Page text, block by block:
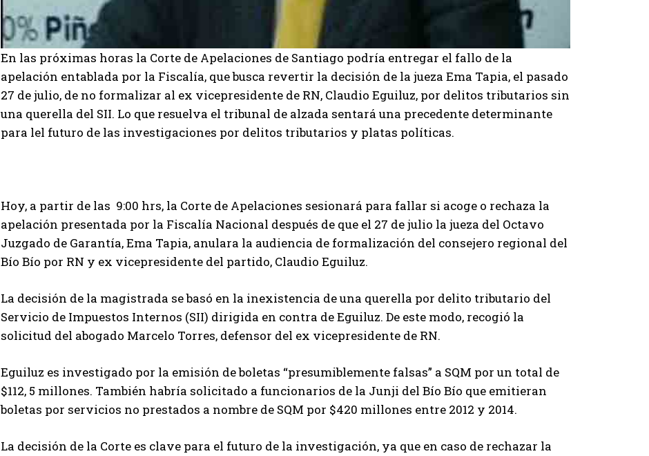
En las próximas horas la Corte de Apelaciones de Santiago podría entregar el fallo de la
apelación entablada por la Fiscalía, que busca revertir la decisión de la jueza Ema Tapia, el pasado
27 de julio, de no formalizar al ex vicepresidente de RN, Claudio Eguiluz, por delitos tributarios sin
una querella del SII. Lo que resuelva el tribunal de alzada sentará una precedente determinante
para lel futuro de las investigaciones por delitos tributarios y platas políticas.
Hoy, a partir de las 9:00 hrs, la Corte de Apelaciones sesionará para fallar si acoge o rechaza la
apelación presentada por la Fiscalía Nacional después de que el 27 de julio la jueza del Octavo
Juzgado de Garantía, Ema Tapia, anulara la audiencia de formalización del consejero regional del
Bío Bío por RN y ex vicepresidente del partido, Claudio Eguiluz.
La decisión de la magistrada se basó en la inexistencia de una querella por delito tributario del
Servicio de Impuestos Internos (SII) dirigida en contra de Eguiluz. De este modo, recogió la
solicitud del abogado Marcelo Torres, defensor del ex vicepresidente de RN.
Eguiluz es investigado por la emisión de boletas “presumiblemente falsas” a SQM por un total de
$112, 5 millones. También habría solicitado a funcionarios de la Junji del Bío Bío que emitieran
boletas por servicios no prestados a nombre de SQM por $420 millones entre 2012 y 2014.
La decisión de la Corte es clave para el futuro de la investigación, ya que en caso de rechazar la